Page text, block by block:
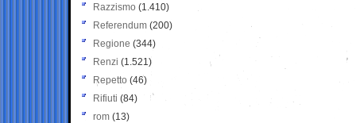
Razzismo (1.410)
Referendum (200)
Regione (344)
Renzi (1.521)
Repetto (46)
Rifiuti (84)
rom (13)